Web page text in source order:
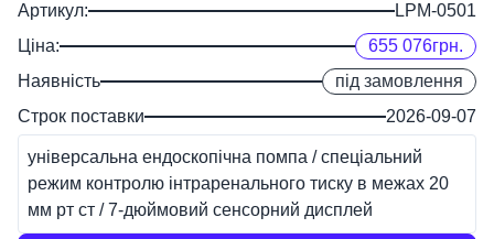
Артикул:
LPM-0501
Ціна:
655 076грн.
Наявність
під замовлення
Строк поставки
2026-09-07
універсальна ендоскопічна помпа / спеціальний
режим контролю інтраренального тиску в межах 20
мм рт ст / 7-дюймовий сенсорний дисплей